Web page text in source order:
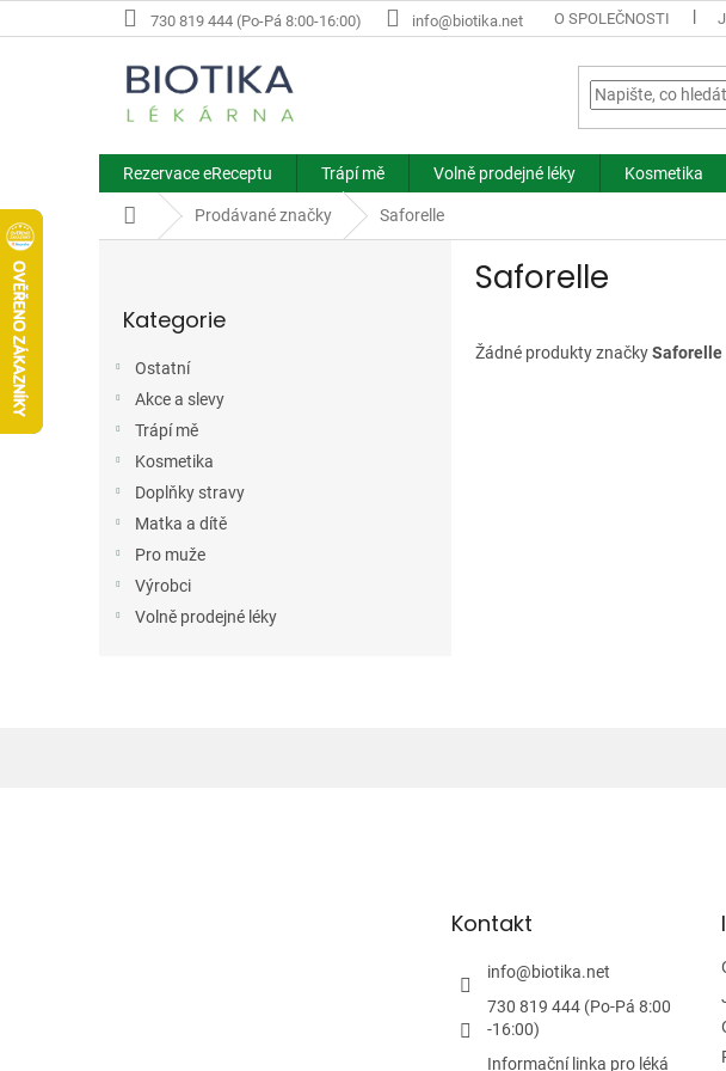
na
730 819 444 (Po-Pá 8:00-16:00) info@biotika.net O SPOLEČNOSTI
Rezervace eReceptu Trápí mě Volně prodejné léky Kosmetika
Domů Prodávané značky Saforelle
kategorie
Kategorie
Ostatní
Akce a slevy
Trápí mě
Kosmetika
Doplňky stravy
Matka a dítě
Pro muže
Výrobci
Volně prodejné léky
Saforelle
Žádné produkty značkySaforelle
Kontakt
info@biotika.net
730 819 444 (Po-Pá 8:00
-16:00)
Informační linka pro léká